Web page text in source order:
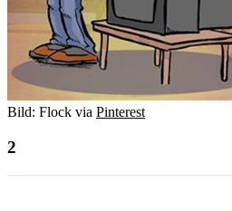
Bild: Flock via Pinterest